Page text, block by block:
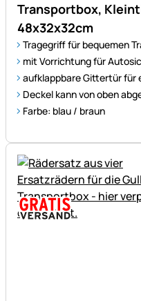
Transportbox,
48x32x32cm
Tragegriff für bequemen
mit Vorrichtung für
aufklappbare Gittertür für
Deckel kann von oben
Farbe: blau / braun